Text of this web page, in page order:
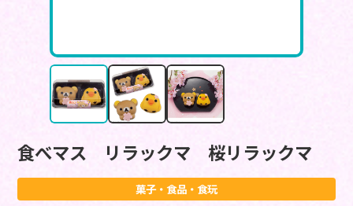
食べマス リラックマ 桜リラックマ
菓子・食品・食玩